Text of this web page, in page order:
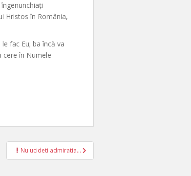
Hristos în România,
fac Eu; ba încă va
cere în Numele
Nu ucideti admiratia…